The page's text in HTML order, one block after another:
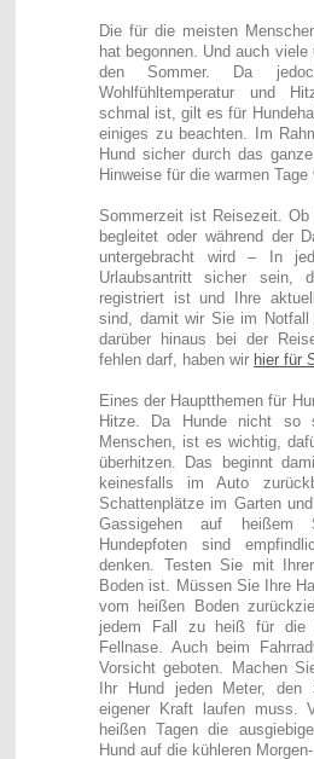
Die für die meisten
hat begonnen. Und auch
den Sommer. Da
Wohlfühltemperatur und
schmal ist, gilt es für
einiges zu beachten. Im
Hund sicher durch das
Hinweise für die warmen Tage
Sommerzeit ist Reisezeit.
begleitet oder während der
untergebracht wird – In
Urlaubsantritt sicher sein,
registriert ist und Ihre
sind, damit wir Sie im Notfall
darüber hinaus bei der
fehlen darf, haben wir hier für
Eines der Hauptthemen für
Hitze. Da Hunde nicht so
Menschen, ist es wichtig,
überhitzen. Das beginnt
keinesfalls im Auto
Schattenplätze im Garten
Gassigehen auf
Hundepfoten sind
denken. Testen Sie mit
Boden ist. Müssen Sie Ihre
vom heißen Boden
jedem Fall zu heiß für die
Fellnase. Auch beim
Vorsicht geboten. Machen
Ihr Hund jeden Meter,
eigener Kraft laufen muss.
heißen Tagen die
Hund auf die kühleren